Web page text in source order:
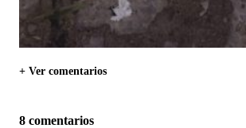
+ Ver comentarios
8 comentarios